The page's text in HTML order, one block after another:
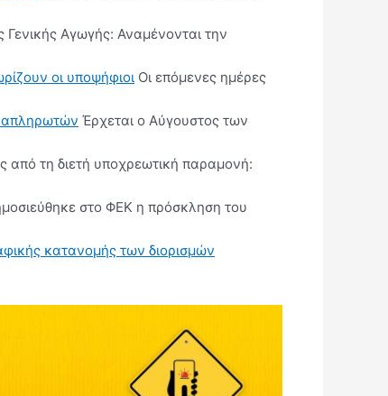
Γενικής Αγωγής: Αναμένονται την
οι υποψήφιοι Οι επόμενες ημέρες
Έρχεται ο Αύγουστος των
από τη διετή υποχρεωτική παραμονή:
στο ΦΕΚ η πρόσκληση του
κατανομής των διορισμών